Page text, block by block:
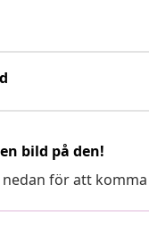
bild på den!
för att